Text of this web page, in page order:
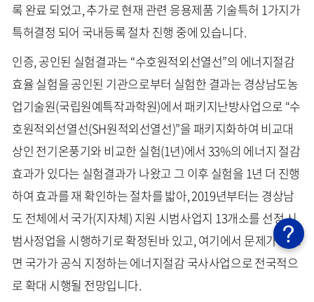
록 완료 되었고, 추가로 현재 관련 응용제품 기술특허 1가지가
특허결정 되어 국내등록 절차 진행 중에 있습니다.
인증, 공인된 실험결과는 “수호원적외선열선”의 에너지절감
효율 실험을 공인된 기관으로부터 실험한 결과는 경상남도농
업기술원(국립원예특작과학원)에서 패키지난방사업으로 “수
호원적외선열선(SH원적외선열선)”을 패키지화하여 비교대
상인 전기온풍기와 비교한 실험(1년)에서 33%의 에너지 절감
효과가 있다는 실험결과가 나왔고 그 이후 실험을 1년 더 진행
하여 효과를 재 확인하는 절차를 밟아, 2019년부터는 경상남
도 전체에서 국가(지자체) 지원 시범사업지 13개소를 선정 시
범사정업을 시행하기로 확정된바 있고, 여기에서 문제가 없으
면 국가가 공식 지정하는 에너지절감 국사사업으로 전국적으
로 확대 시행될 전망입니다.